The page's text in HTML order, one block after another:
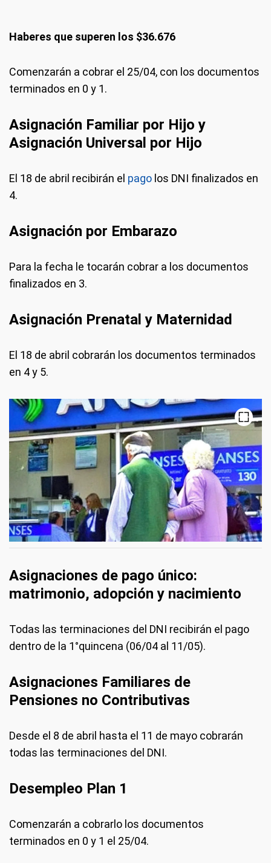
Haberes que superen los $36.676
Comenzarán a cobrar el 25/04, con los documentos
terminados en 0 y 1.
Asignación Familiar por Hijo y
Asignación Universal por Hijo
El 18 de abril recibirán el pago los DNI finalizados en
4.
Asignación por Embarazo
Para la fecha le tocarán cobrar a los documentos
finalizados en 3.
Asignación Prenatal y Maternidad
El 18 de abril cobrarán los documentos terminados
en 4 y 5.
Asignaciones de pago único:
matrimonio, adopción y nacimiento
Todas las terminaciones del DNI recibirán el pago
dentro de la 1°quincena (06/04 al 11/05).
Asignaciones Familiares de
Pensiones no Contributivas
Desde el 8 de abril hasta el 11 de mayo cobrarán
todas las terminaciones del DNI.
Desempleo Plan 1
Comenzarán a cobrarlo los documentos
terminados en 0 y 1 el 25/04.